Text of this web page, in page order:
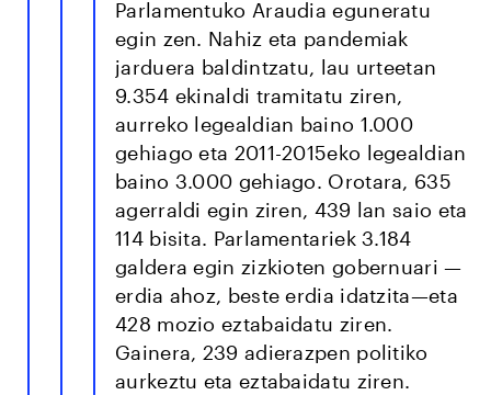
Parlamentuko Araudia eguneratu
egin zen. Nahiz eta pandemiak
jarduera baldintzatu, lau urteetan
9.354 ekinaldi tramitatu ziren,
aurreko legealdian baino 1.000
gehiago eta 2011-2015eko legealdian
baino 3.000 gehiago. Orotara, 635
agerraldi egin ziren, 439 lan saio eta
114 bisita. Parlamentariek 3.184
galdera egin zizkioten gobernuari —
erdia ahoz, beste erdia idatzita—eta
428 mozio eztabaidatu ziren.
Gainera, 239 adierazpen politiko
aurkeztu eta eztabaidatu ziren.